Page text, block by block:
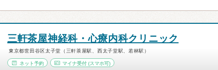
三軒茶屋神経科・心療内科クリニック
東京都世田谷区太子堂（三軒茶屋駅、西太子堂駅、若林駅）
ネット予約 マイナ受付(スマホ可)